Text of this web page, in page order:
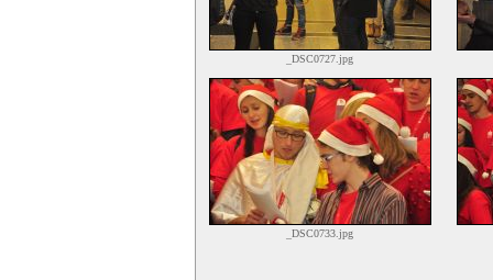
_DSC0727.jpg
_DSC0733.jpg